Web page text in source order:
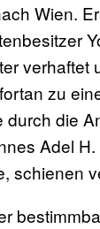
Wien.
verhaftet
zu
die
Adel
schienen